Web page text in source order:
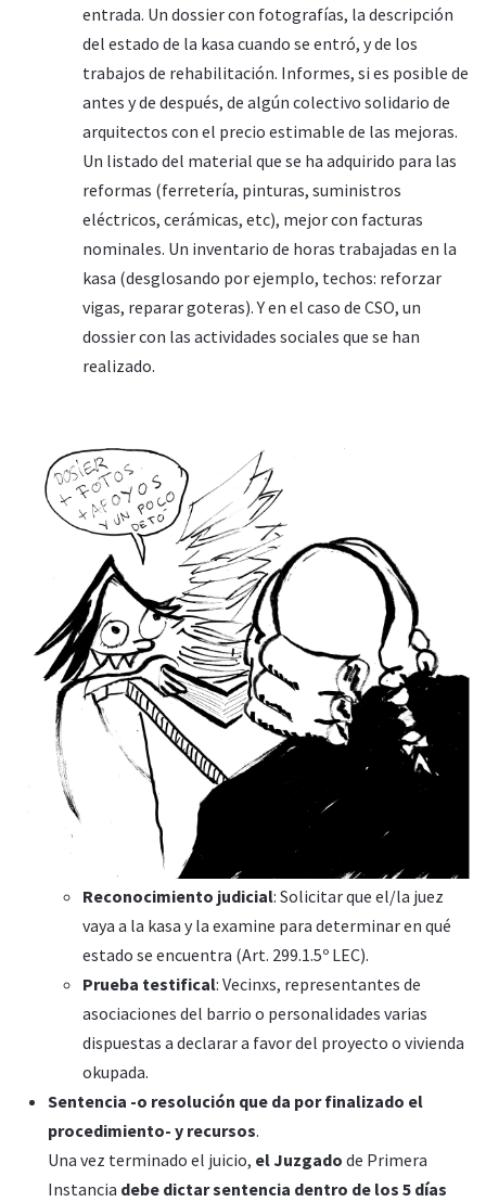
entrada. Un dossier con fotografías, la descripción
del estado de la kasa cuando se entró, y de los
trabajos de rehabilitación. Informes, si es posible de
antes y de después, de algún colectivo solidario de
arquitectos con el precio estimable de las mejoras.
Un listado del material que se ha adquirido para las
reformas (ferretería, pinturas, suministros
eléctricos, cerámicas, etc), mejor con facturas
nominales. Un inventario de horas trabajadas en la
kasa (desglosando por ejemplo, techos: reforzar
vigas, reparar goteras). Y en el caso de CSO, un
dossier con las actividades sociales que se han
realizado.
Reconocimiento judicial: Solicitar que el/la juez
vaya a la kasa y la examine para determinar en qué
estado se encuentra (Art. 299.1.5º LEC).
Prueba testifical: Vecinxs, representantes de
asociaciones del barrio o personalidades varias
dispuestas a declarar a favor del proyecto o vivienda
okupada.
Sentencia -o resolución que da por finalizado el
procedimiento- y recursos.
Una vez terminado el juicio, el Juzgado de Primera
Instancia debe dictar sentencia dentro de los 5 días